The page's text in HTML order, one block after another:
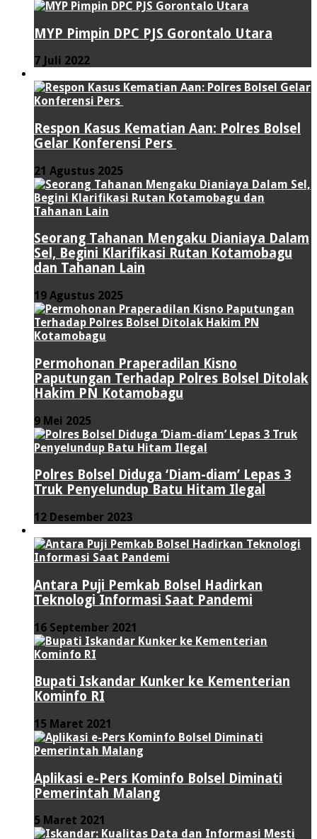
MYP Pimpin DPC PJS Gorontalo Utara
7 Juli 2022
Respon Kasus Kematian Aan: Polres Bolsel
Gelar Konferensi Pers
21 Agustus 2025
Seorang Tahanan Mengaku Dianiaya Dalam
Sel, Begini Klarifikasi Rutan Kotamobagu
dan Tahanan Lain
19 Agustus 2025
Permohonan Praperadilan Kisno
Paputungan Terhadap Polres Bolsel Ditolak
Hakim PN Kotamobagu
9 Mei 2025
Polres Bolsel Diduga ‘Diam-diam’ Lepas 3
Truk Penyelundup Batu Hitam Ilegal
12 Desember 2023
Antara Puji Pemkab Bolsel Hadirkan
Teknologi Informasi Saat Pandemi
16 September 2021
Bupati Iskandar Kunker ke Kementerian
Kominfo RI
15 Maret 2021
Aplikasi e-Pers Kominfo Bolsel Diminati
Pemerintah Malang
5 Maret 2021